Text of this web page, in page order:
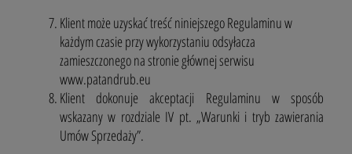
Klient może uzyskać treść niniejszego Regulaminu w
każdym czasie przy wykorzystaniu odsyłacza
zamieszczonego na stronie głównej serwisu
www.patandrub.eu
Klient dokonuje akceptacji Regulaminu w sposób
wskazany w rozdziale IV pt. „Warunki i tryb zawierania
Umów Sprzedaży”.